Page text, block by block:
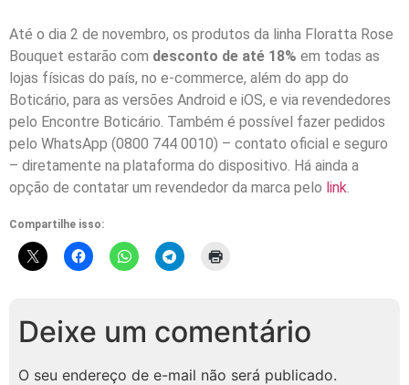
Até o dia 2 de novembro, os produtos da linha Floratta Rose
Bouquet estarão com desconto de até 18% em todas as
lojas físicas do país, no e-commerce, além do app do
Boticário, para as versões Android e iOS, e via revendedores
pelo Encontre Boticário. Também é possível fazer pedidos
pelo WhatsApp (0800 744 0010) – contato oficial e seguro
– diretamente na plataforma do dispositivo. Há ainda a
opção de contatar um revendedor da marca pelo link.
Compartilhe isso:
Deixe um comentário
O seu endereço de e-mail não será publicado.